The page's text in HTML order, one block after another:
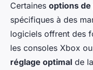
Certaines options
spécifiques à des
logiciels offrent des
les consoles Xbox
réglage optimal de